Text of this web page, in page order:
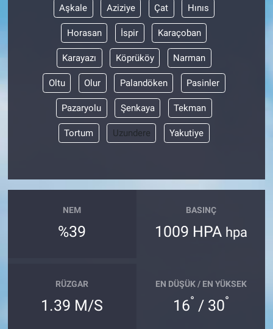
Aşkale Aziziye Çat Hınıs
Horasan İspir Karaçoban
Karayazı Köprüköy Narman
Oltu Olur Palandöken Pasinler
Pazaryolu Şenkaya Tekman
Tortum Uzundere Yakutiye
NEM
%39
BASINÇ
1009 HPA hpa
RÜZGAR
1.39 M/S
EN DÜŞÜK / EN YÜKSEK
16° / 30°